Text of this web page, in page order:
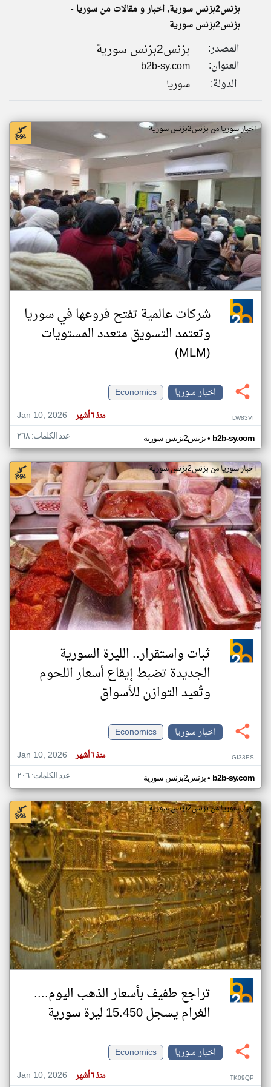
تغيير الدولة
مصادر الأخبار من سوريا
بزنس2بزنس سورية, اخبار و مقالات من سوريا -
بزنس2بزنس سورية
المصدر: بزنس2بزنس سورية
العنوان:
b2b-sy.com
الدولة:
سوريا
اخبار سوريا من بزنس2بزنس سورية
شركات عالمية تفتح فروعها في سوريا
وتعتمد التسويق متعدد المستويات
(MLM)
اخبار سوريا
Economics
Jan 10, 2026
منذ ٦ أشهر LW83VI
بزنس2بزنس سورية• b2b-sy.com عدد الكلمات: ٢٦٨
اخبار سوريا من بزنس2بزنس سورية
ثبات واستقرار.. الليرة السورية
الجديدة تضبط إيقاع أسعار اللحوم
وتُعيد التوازن للأسواق
اخبار سوريا
Economics
Jan 10, 2026
منذ ٦ أشهر GI33ES
بزنس2بزنس سورية• b2b-sy.com عدد الكلمات: ٢٠٦
اخبار سوريا من بزنس2بزنس سورية
تراجع طفيف بأسعار الذهب اليوم....
الغرام يسجل 15.450 ليرة سورية
اخبار سوريا
Economics
Jan 10, 2026
منذ ٦ أشهر TK09QP
klyoum.com